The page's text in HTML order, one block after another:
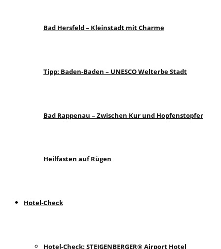
Bad Hersfeld – Kleinstadt mit Charme
Tipp: Baden-Baden – UNESCO Welterbe Stadt
Bad Rappenau – Zwischen Kur und Hopfenstopfer
Heilfasten auf Rügen
Hotel-Check
Hotel-Check: STEIGENBERGER® Airport Hotel